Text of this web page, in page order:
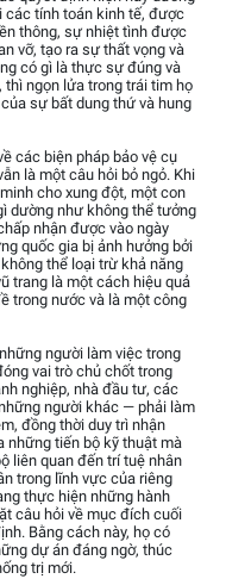
các tính toán kinh tế, được
thông, sự nhiệt tình được
vỡ, tạo ra sự thất vọng và
có gì là thực sự đúng và
ngọn lửa trong trái tim họ
sự bất dung thứ và hung
các biện pháp bảo vệ cụ
là một câu hỏi bỏ ngỏ. Khi
cho xung đột, một con
dường như không thể tưởng
nhận được vào ngày
quốc gia bị ảnh hưởng bởi
thể loại trừ khả năng
trang là một cách hiệu quả
trong nước và là một công
người làm việc trong
vai trò chủ chốt trong
nghiệp, nhà đầu tư, các
người khác — phải làm
đồng thời duy trì nhận
những tiến bộ kỹ thuật mà
liên quan đến trí tuệ nhân
trong lĩnh vực của riêng
thực hiện những hành
câu hỏi về mục đích cuối
Bằng cách này, họ có
dự án đáng ngờ, thúc
trị mới.